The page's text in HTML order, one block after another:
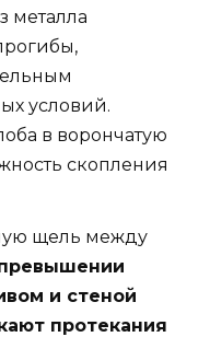
металла
условий.
в ворончатую
скопления
щель между
и стеной
протекания